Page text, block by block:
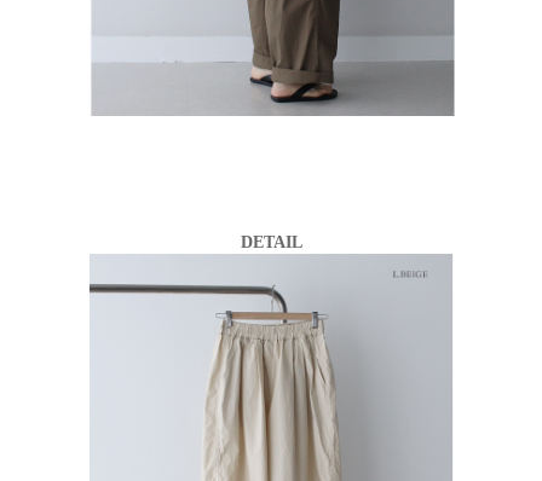
DETAIL